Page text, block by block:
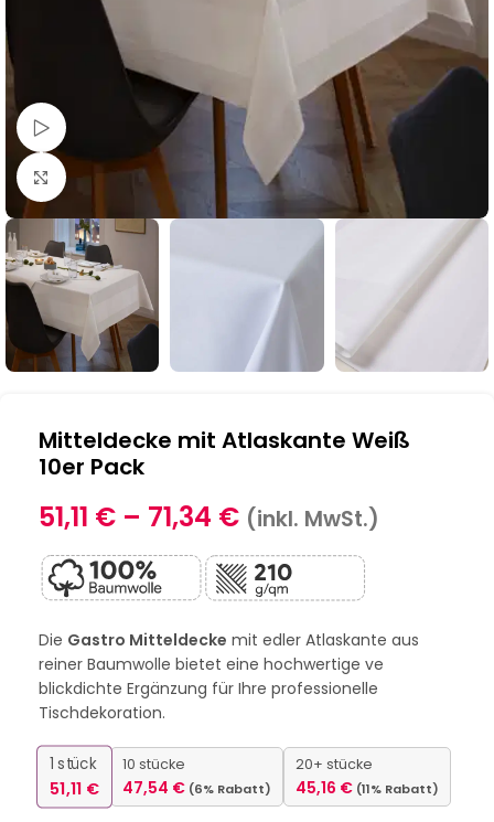
Schau Video
Klick zum Vergrößern
Mitteldecke mit Atlaskante Weiß
10er Pack
51,11 € – 71,34 € (inkl. MwSt.)
Die Gastro Mitteldecke mit edler Atlaskante aus
reiner Baumwolle bietet eine hochwertige ve
blickdichte Ergänzung für Ihre professionelle
Tischdekoration.
1 stück
51,11 €
10 stücke
47,54 € (6% Rabatt)
20+ stücke
45,16 € (11% Rabatt)